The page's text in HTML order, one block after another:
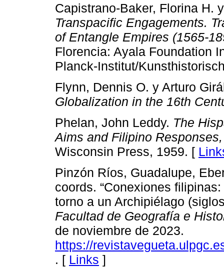
Capistrano-Baker, Florina H.
Transpacific Engagements.
of Entangle Empires (1565-
Florencia: Ayala Foundation
Planck-Institut/
Flynn, Dennis O. y Arturo
Globalization in the 16th
Phelan, John Leddy. The
Aims and Filipino
Wisconsin Press, 1959. [
Pinzón Ríos, Guadalupe,
coords. “Conexiones
torno a un Archipiélago
Facultad de Geografía e
de noviembre de 2023.
https://
. [ Links ]